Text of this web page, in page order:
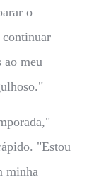
o
ao meu
"Estou
minha